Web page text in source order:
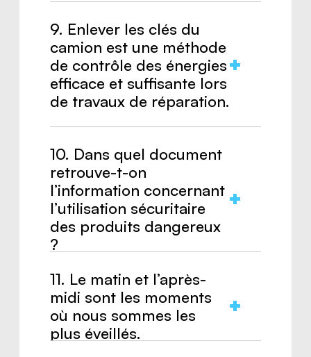
9. Enlever les clés du
camion est une méthode
de contrôle des énergies
efficace et suffisante lors
de travaux de réparation.
10. Dans quel document
retrouve-t-on
l’information concernant
l’utilisation sécuritaire
des produits dangereux
?
Réponse :La fiche de données de
sécurité.
11. Le matin et l’après-
midi sont les moments
où nous sommes les
plus éveillés.